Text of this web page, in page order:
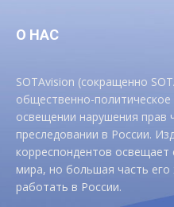
О НАС
SOTAvision (сокращенно
общественно-
освещении нарушения прав
преследовании в России.
корреспондентов освещает
мира, но большая часть
работать в России.